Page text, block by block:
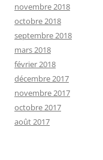
novembre 2018
octobre 2018
septembre 2018
mars 2018
février 2018
décembre 2017
novembre 2017
octobre 2017
août 2017